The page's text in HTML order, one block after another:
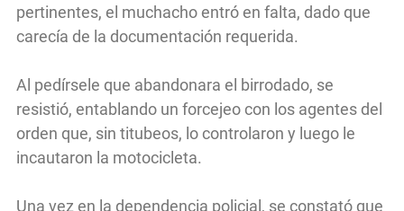
pertinentes, el muchacho entró en falta, dado que
carecía de la documentación requerida.
Al pedírsele que abandonara el birrodado, se
resistió, entablando un forcejeo con los agentes del
orden que, sin titubeos, lo controlaron y luego le
incautaron la motocicleta.
Una vez en la dependencia policial, se constató que